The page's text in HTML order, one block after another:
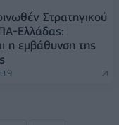
Στρατηγικού
Ελλάδας:
η εμβάθυνση της